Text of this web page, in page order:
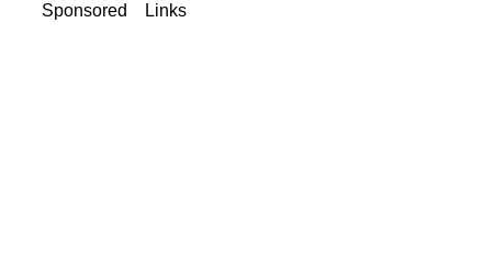
Sponsored Links